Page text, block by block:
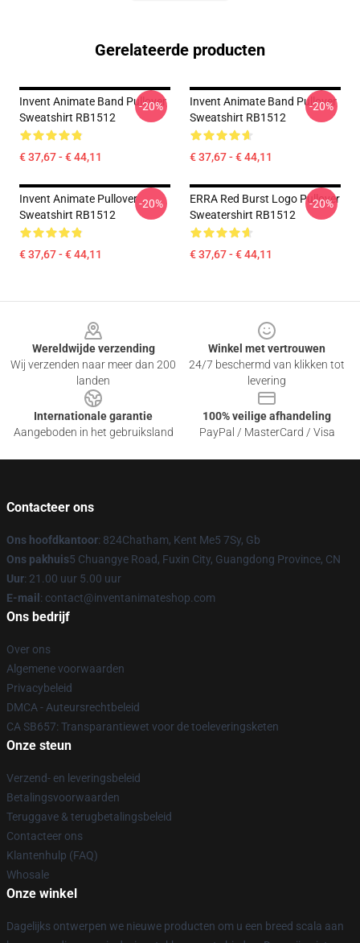
Gerelateerde producten
Invent Animate Band Pullover
Sweatshirt RB1512
€ 37,67 - € 44,11
-20%
Invent Animate Band Pullover
Sweatshirt RB1512
€ 37,67 - € 44,11
-20%
Invent Animate Pullover
Sweatshirt RB1512
€ 37,67 - € 44,11
-20%
ERRA Red Burst Logo Pullover
Sweatershirt RB1512
€ 37,67 - € 44,11
-20%
Wereldwijde verzending
Wij verzenden naar meer dan 200
landen
Winkel met vertrouwen
24/7 beschermd van klikken tot
levering
Internationale garantie
Aangeboden in het gebruiksland
100% veilige afhandeling
PayPal / MasterCard / Visa
Contacteer ons
Ons hoofdkantoor: 824Chatham, Kent Me5 7Sy, Gb
Ons pakhuis5 Chuangye Road, Fuxin City, Guangdong Province, CN
Uur: 21.00 uur 5.00 uur
E-mail : contact@inventanimateshop.com
Ons bedrijf
Over ons
Algemene voorwaarden
Privacybeleid
DMCA - Auteursrechtbeleid
CA SB657: Transparantiewet voor de toeleveringsketen
Onze steun
Verzend- en leveringsbeleid
Betalingsvoorwaarden
Teruggave & terugbetalingsbeleid
Contacteer ons
Klantenhulp (FAQ)
Whosale
Onze winkel
Dagelijks ontwerpen we nieuwe producten om u een breed scala aan